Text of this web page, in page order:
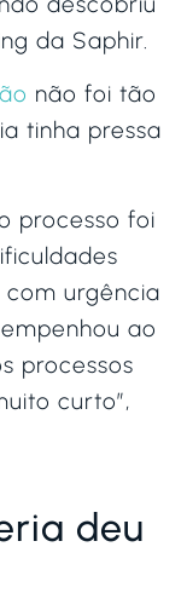
da Saphir.
não foi tão
tinha pressa
processo foi
urgência
ao
processos
curto”,
deu